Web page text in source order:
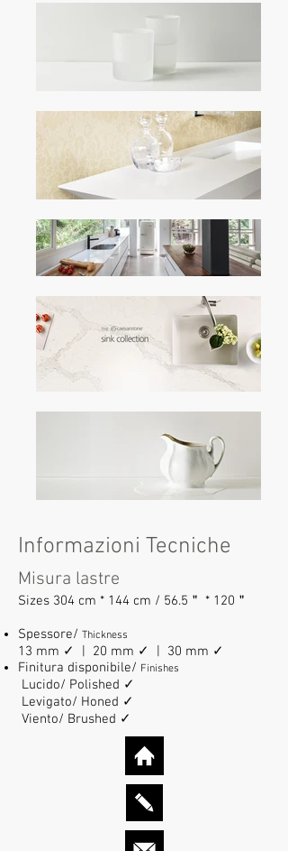
Informazioni Tecniche
Misura lastre
Sizes 304 cm * 144 cm / 56.5＂ * 120＂
Spessore/ Thickness
13 mm ✓ | 20 mm ✓ | 30 mm ✓
Finitura disponibile/ Finishes
Lucido/ Polished ✓
Levigato/ Honed ✓
Viento/ Brushed ✓